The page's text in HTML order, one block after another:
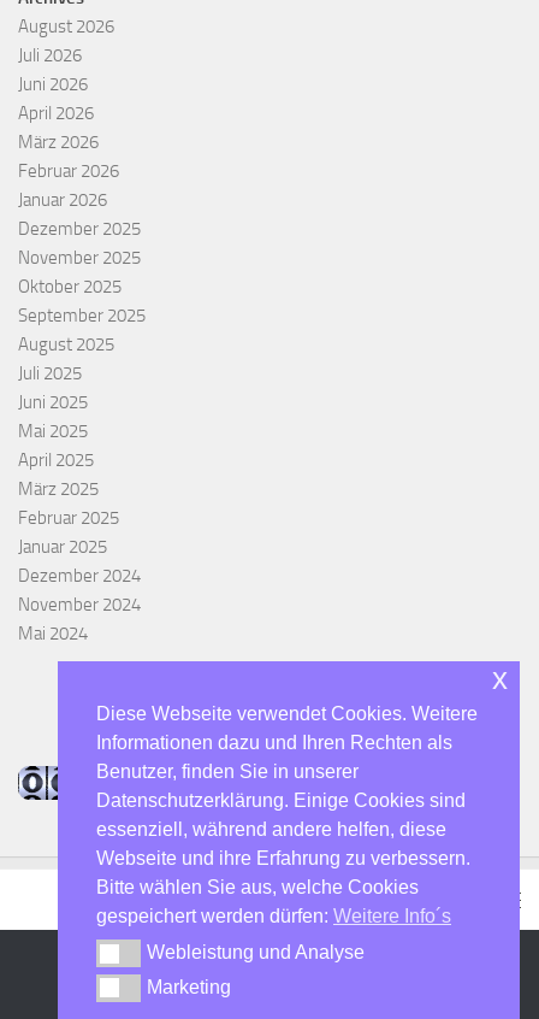
August 2026
Juli 2026
Juni 2026
April 2026
März 2026
Februar 2026
Januar 2026
Dezember 2025
November 2025
Oktober 2025
September 2025
August 2025
Juli 2025
Juni 2025
Mai 2025
April 2025
März 2025
Februar 2025
Januar 2025
Dezember 2024
November 2024
Mai 2024
DO7SHN - Der Hulti :-) © 2026. Alle Rechte vorbehalten.
Diese Webseite verwendet Cookies. Weitere
Informationen dazu und Ihren Rechten als
Benutzer, finden Sie in unserer
Datenschutzerklärung. Einige Cookies sind
essenziell, während andere helfen, diese
Webseite und ihre Erfahrung zu verbessern.
Bitte wählen Sie aus, welche Cookies
gespeichert werden dürfen: Weitere Info´s
Webleistung und Analyse
Webleistung und Analyse
MarketingMarketing
x